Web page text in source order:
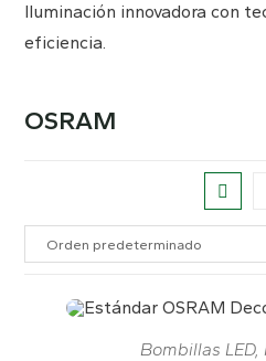
Iluminación innovadora con
eficiencia.
OSRAM
Bombillas LED,